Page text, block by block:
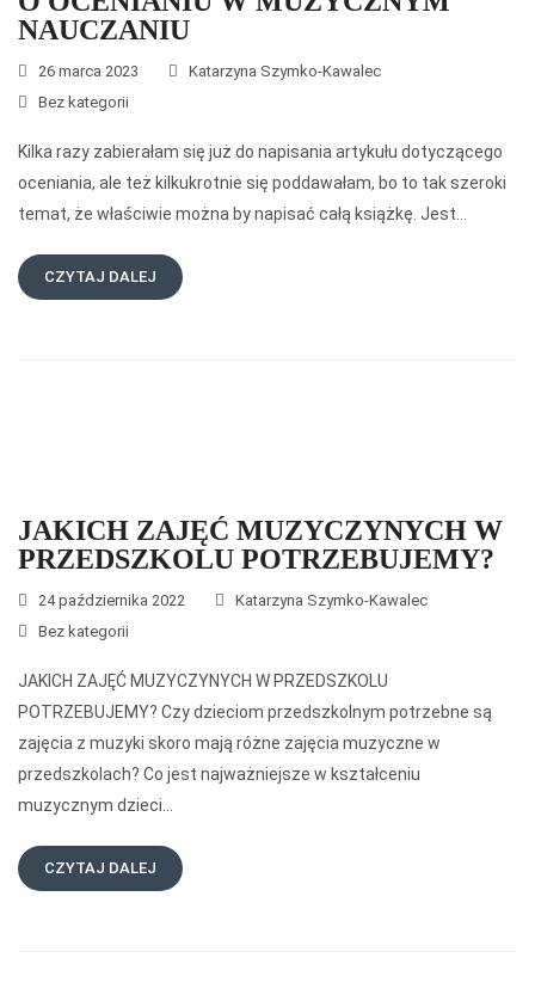
NAUCZANIU
26 marca 2023
Katarzyna Szymko-Kawalec
Bez kategorii
Kilka razy zabierałam się już do napisania artykułu dotyczącego
oceniania, ale też kilkukrotnie się poddawałam, bo to tak szeroki
temat, że właściwie można by napisać całą książkę. Jest…
CZYTAJ DALEJ
­­JAKICH ZAJĘĆ MUZYCZYNYCH W
PRZEDSZKOLU POTRZEBUJEMY?
24 października 2022
Katarzyna Szymko-Kawalec
Bez kategorii
JAKICH ZAJĘĆ MUZYCZYNYCH W PRZEDSZKOLU
POTRZEBUJEMY? Czy dzieciom przedszkolnym potrzebne są
zajęcia z muzyki skoro mają różne zajęcia muzyczne w
przedszkolach? Co jest najważniejsze w kształceniu
muzycznym dzieci…
CZYTAJ DALEJ